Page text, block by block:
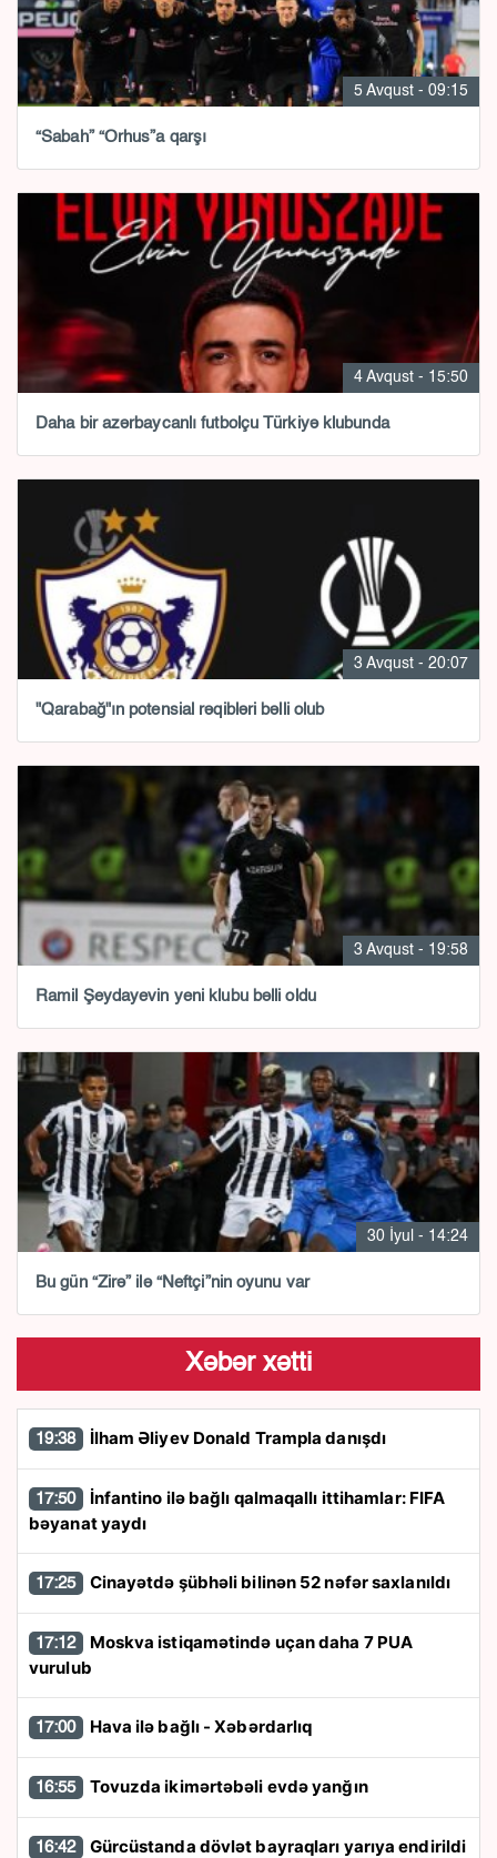
5 Avqust - 09:15
“Sabah” “Orhus”a qarşı
4 Avqust - 15:50
Daha bir azərbaycanlı futbolçu Türkiyə klubunda
3 Avqust - 20:07
"Qarabağ"ın potensial rəqibləri bəlli olub
3 Avqust - 19:58
Ramil Şeydayevin yeni klubu bəlli oldu
30 İyul - 14:24
Bu gün “Zirə” ilə “Neftçi”nin oyunu var
Xəbər xətti
19:38 İlham Əliyev Donald Trampla danışdı
17:50
bəyanat yaydı
17:25 Cinayətdə şübhəli bilinən 52 nəfər saxlanıldı
17:12
vurulub
17:00 Hava ilə bağlı - Xəbərdarlıq
16:55 Tovuzda ikimərtəbəli evdə yanğın
16:42 Gürcüstanda dövlət bayraqları yarıya endirildi